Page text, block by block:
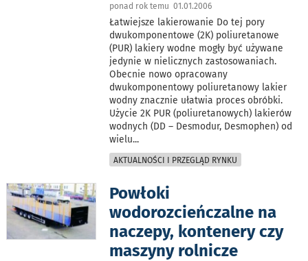
ponad rok temu 01.01.2006
Łatwiejsze lakierowanie Do tej pory
dwukomponentowe (2K) poliuretanowe
(PUR) lakiery wodne mogły być używane
jedynie w nielicznych zastosowaniach.
Obecnie nowo opracowany
dwukomponentowy poliuretanowy lakier
wodny znacznie ułatwia proces obróbki.
Użycie 2K PUR (poliuretanowych) lakierów
wodnych (DD – Desmodur, Desmophen) od
wielu...
AKTUALNOŚCI I PRZEGLĄD RYNKU
Powłoki
wodorozcieńczalne na
naczepy, kontenery czy
maszyny rolnicze